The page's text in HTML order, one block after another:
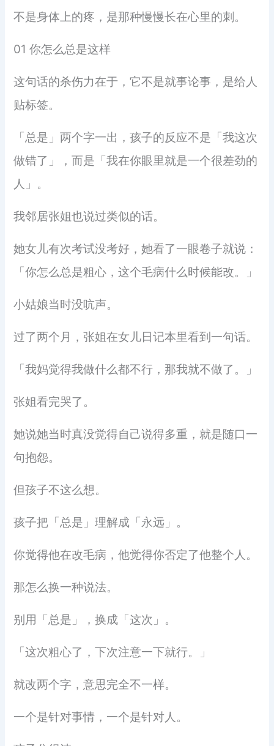
不是身体上的疼，是那种慢慢长在心里的刺。
01 你怎么总是这样
这句话的杀伤力在于，它不是就事论事，是给人
贴标签。
「总是」两个字一出，孩子的反应不是「我这次
做错了」，而是「我在你眼里就是一个很差劲的
人」。
我邻居张姐也说过类似的话。
她女儿有次考试没考好，她看了一眼卷子就说：
「你怎么总是粗心，这个毛病什么时候能改。」
小姑娘当时没吭声。
过了两个月，张姐在女儿日记本里看到一句话。
「我妈觉得我做什么都不行，那我就不做了。」
张姐看完哭了。
她说她当时真没觉得自己说得多重，就是随口一
句抱怨。
但孩子不这么想。
孩子把「总是」理解成「永远」。
你觉得他在改毛病，他觉得你否定了他整个人。
那怎么换一种说法。
别用「总是」，换成「这次」。
「这次粗心了，下次注意一下就行。」
就改两个字，意思完全不一样。
一个是针对事情，一个是针对人。